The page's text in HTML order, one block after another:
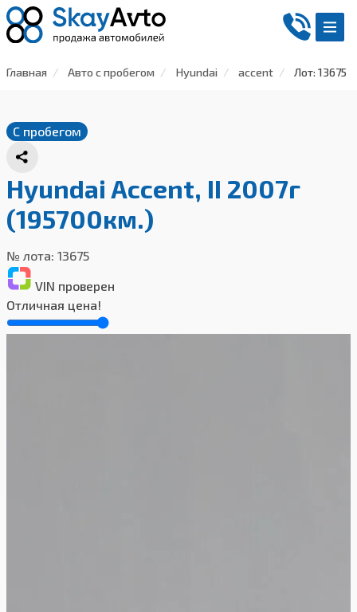
Главная Авто с пробегом Hyundai accent Лот: 13675
С пробегом
Hyundai Accent, II 2007г
(195700км.)
№ лота: 13675
VIN проверен
Отличная цена!